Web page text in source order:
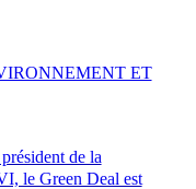
de la
le Green Deal est
ET